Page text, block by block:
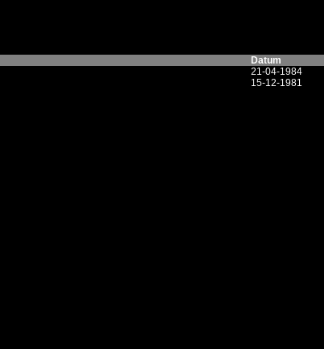
Datum
21-04-1984
15-12-1981